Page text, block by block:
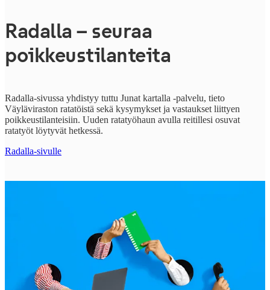
Radalla – seuraa
poikkeustilanteita
Radalla-sivussa yhdistyy tuttu Junat kartalla -palvelu, tieto
Väyläviraston ratatöistä sekä kysymykset ja vastaukset liittyen
poikkeustilanteisiin. Uuden ratatyöhaun avulla reitillesi osuvat
ratatyöt löytyvät hetkessä.
Radalla-sivulle